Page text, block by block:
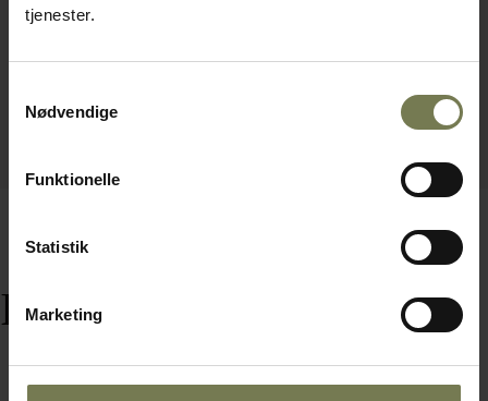
tjenester.
Nødvendige
Funktionelle
Statistik
Marketing
Relaterede varer